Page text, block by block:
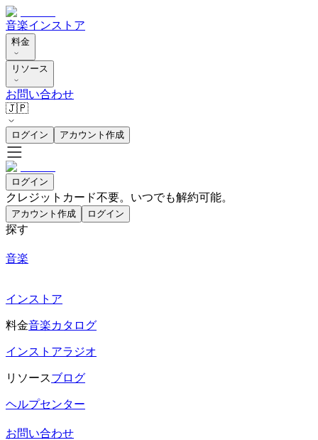
音楽インストア
料金
リソース
お問い合わせ
🇯🇵
ログイン アカウント作成
ログイン
クレジットカード不要。いつでも解約可能。
アカウント作成 ログイン
探す
音楽
インストア
料金音楽カタログ
インストアラジオ
リソースブログ
ヘルプセンター
お問い合わせ